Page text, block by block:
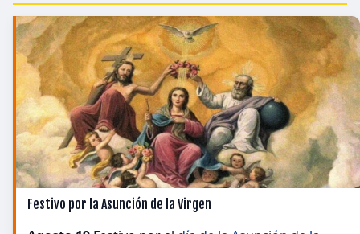
Festivo por la Asunción de la Virgen